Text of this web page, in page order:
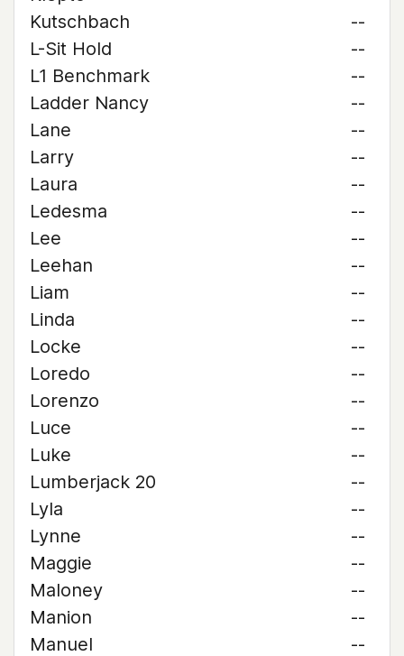
Kutschbach
--
L-Sit Hold
--
L1 Benchmark
--
Ladder Nancy
--
Lane
--
Larry
--
Laura
--
Ledesma
--
Lee
--
Leehan
--
Liam
--
Linda
--
Locke
--
Loredo
--
Lorenzo
--
Luce
--
Luke
--
Lumberjack 20
--
Lyla
--
Lynne
--
Maggie
--
Maloney
--
Manion
--
Manuel
--